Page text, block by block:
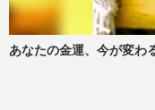
あなたの金運、今が変わ